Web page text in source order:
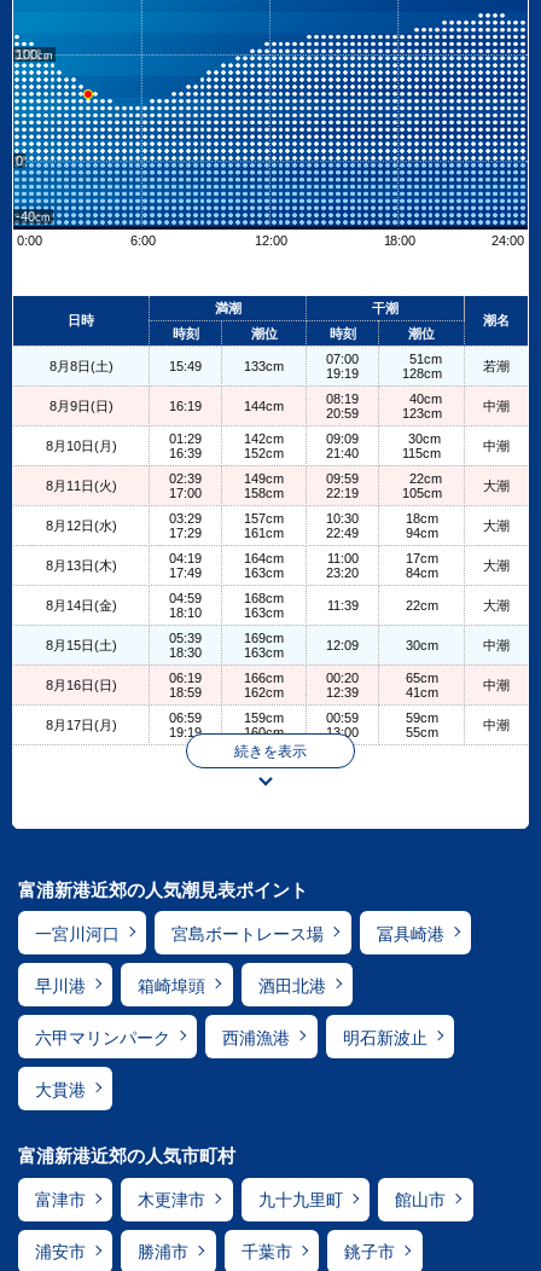
100
0
-40
0:00
6:00 12:00 18:00 24:00
+
日時
満潮
干潮
潮名
時刻
潮位 時刻 潮位
8月8日(土) 15:49 133cm
07:00
19:19
51cm
128cm
若潮
8月9日(日) 16:19 144cm
08:19
20:59
40cm
123cm
中潮
8月10日(月)
01:29
16:39
142cm
152cm
09:09
21:40
30cm
115cm
中潮
8月11日(火)
02:39
17:00
149cm
158cm
09:59
22:19
22cm
105cm
大潮
8月12日(水)
03:29
17:29
157cm
161cm
10:30
22:49
18cm
94cm
大潮
8月13日(木)
04:19
17:49
164cm
163cm
11:00
23:20
17cm
84cm
大潮
8月14日(金)
04:59
18:10
168cm
163cm
11:39 22cm 大潮
8月15日(土)
05:39
18:30
169cm
163cm
12:09 30cm 中潮
8月16日(日)
06:19
18:59
166cm
162cm
00:20
12:39
65cm
41cm
中潮
8月17日(月)
06:59
19:19
159cm
160cm
00:59
13:00
59cm
55cm
中潮
続きを表示
富浦新港近郊の人気潮見表ポイント
一宮川河口 宮島ボートレース場 冨具崎港
早川港 箱崎埠頭 酒田北港
六甲マリンパーク 西浦漁港 明石新波止
大貫港
富浦新港近郊の人気市町村
富津市 木更津市 九十九里町 館山市
浦安市 勝浦市 千葉市 銚子市